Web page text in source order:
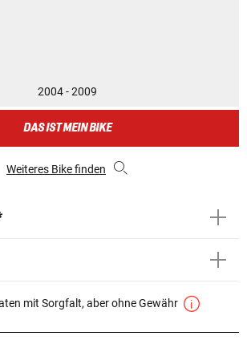
2004 - 2009
DAS IST MEIN BIKE
Weiteres Bike finden
mit Sorgfalt, aber ohne Gewähr